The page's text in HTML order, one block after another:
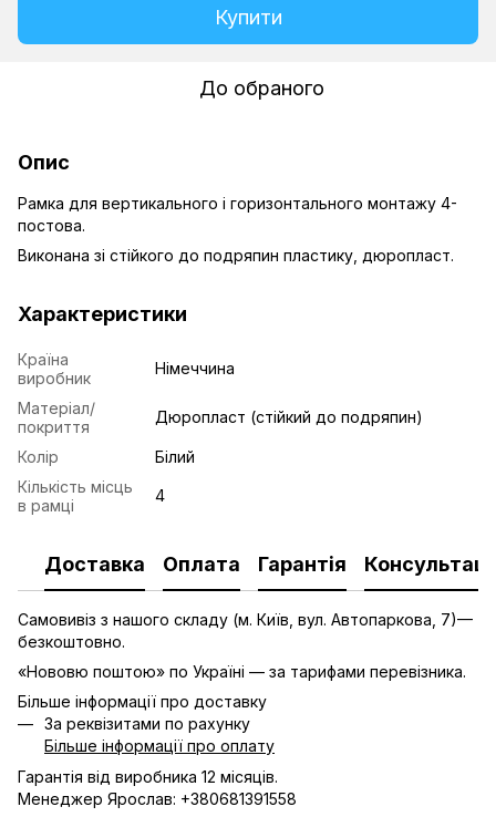
Купити
До обраного
Опис
Рамка для вертикального і горизонтального монтажу 4-
постова.
Виконана зі стійкого до подряпин пластику, дюропласт.
Характеристики
Країна
виробник
Німеччина
Матеріал/
покриття
Дюропласт (стійкий до подряпин)
Колір
Білий
Кількість місць
в рамці
4
Доставка Оплата Гарантія
Самовивіз з нашого складу (м. Київ, вул. Автопаркова, 7)—
безкоштовно.
«Нововю поштою» по Україні — за тарифами перевізника.
Більше інформації про доставку
За реквізитами по рахунку
Більше інформації про оплату
Гарантія від виробника 12 місяців.
Менеджер Ярослав: +380681391558